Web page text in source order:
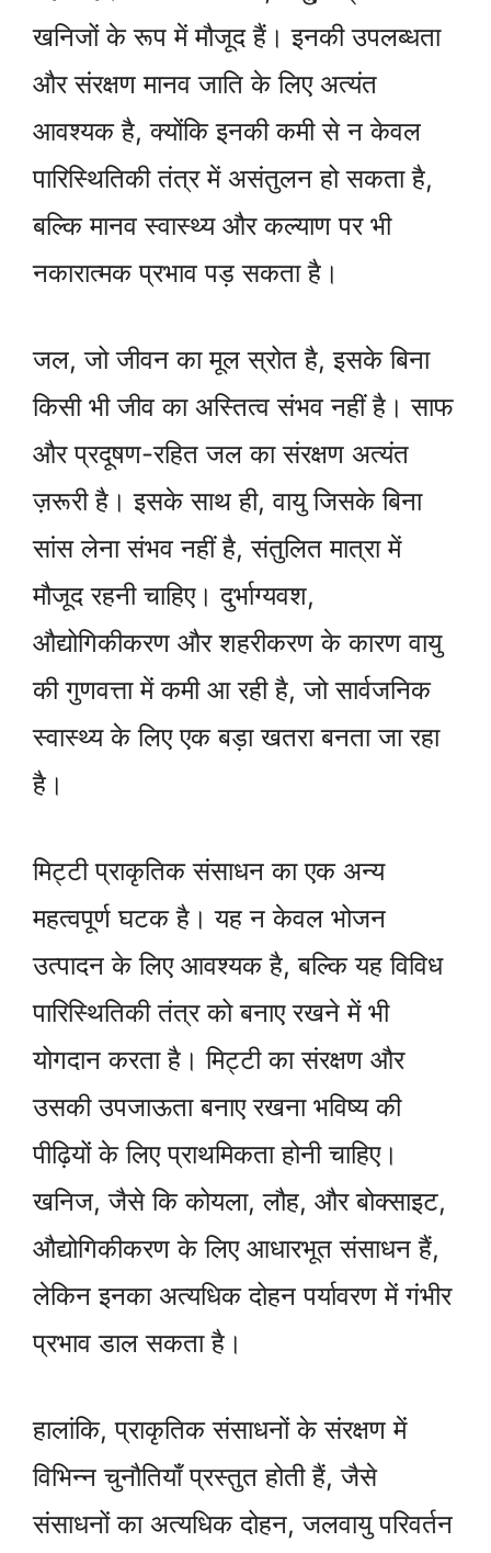
खनिजों के रूप में मौजूद हैं। इनकी उपलब्धता
और संरक्षण मानव जाति के लिए अत्यंत
आवश्यक है, क्योंकि इनकी कमी से न केवल
पारिस्थितिकी तंत्र में असंतुलन हो सकता है,
बल्कि मानव स्वास्थ्य और कल्याण पर भी
नकारात्मक प्रभाव पड़ सकता है।
जल, जो जीवन का मूल स्रोत है, इसके बिना
किसी भी जीव का अस्तित्व संभव नहीं है। साफ
और प्रदूषण-रहित जल का संरक्षण अत्यंत
ज़रूरी है। इसके साथ ही, वायु जिसके बिना
सांस लेना संभव नहीं है, संतुलित मात्रा में
मौजूद रहनी चाहिए। दुर्भाग्यवश,
औद्योगिकीकरण और शहरीकरण के कारण वायु
की गुणवत्ता में कमी आ रही है, जो सार्वजनिक
स्वास्थ्य के लिए एक बड़ा खतरा बनता जा रहा
है।
मिट्टी प्राकृतिक संसाधन का एक अन्य
महत्वपूर्ण घटक है। यह न केवल भोजन
उत्पादन के लिए आवश्यक है, बल्कि यह विविध
पारिस्थितिकी तंत्र को बनाए रखने में भी
योगदान करता है। मिट्टी का संरक्षण और
उसकी उपजाऊता बनाए रखना भविष्य की
पीढ़ियों के लिए प्राथमिकता होनी चाहिए।
खनिज, जैसे कि कोयला, लौह, और बोक्साइट,
औद्योगिकीकरण के लिए आधारभूत संसाधन हैं,
लेकिन इनका अत्यधिक दोहन पर्यावरण में गंभीर
प्रभाव डाल सकता है।
हालांकि, प्राकृतिक संसाधनों के संरक्षण में
विभिन्न चुनौतियाँ प्रस्तुत होती हैं, जैसे
संसाधनों का अत्यधिक दोहन, जलवायु परिवर्तन